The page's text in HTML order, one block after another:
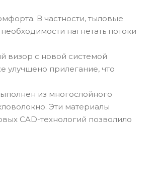
В частности, тыловые
нагнетать потоки
визор с новой системой
улучшено прилегание, что
из многослойного
Эти материалы
CAD-технологий позволило